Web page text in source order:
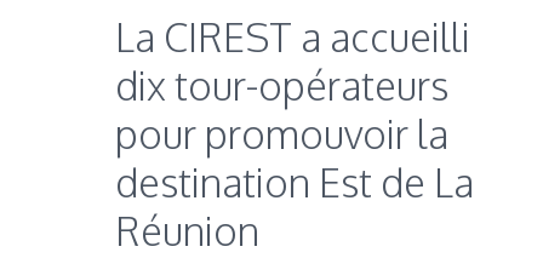
La CIREST a accueilli
dix tour-opérateurs
pour promouvoir la
destination Est de La
Réunion